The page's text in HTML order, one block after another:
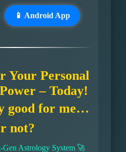
📱 Android App
Your Personal
– Today!
good for me…
not?
Astrology System 🚀